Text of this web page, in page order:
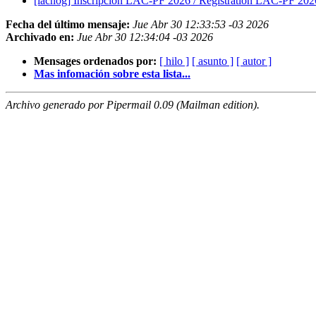
Fecha del último mensaje: Jue Abr 30 12:33:53 -03 2026
Archivado en: Jue Abr 30 12:34:04 -03 2026
Mensages ordenados por: [ hilo ] [ asunto ] [ autor ]
Mas infomación sobre esta lista...
Archivo generado por Pipermail 0.09 (Mailman edition).